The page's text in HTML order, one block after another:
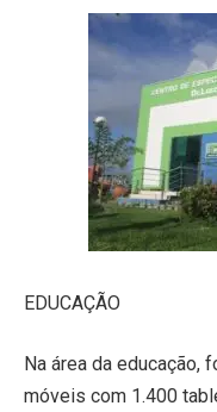
EDUCAÇÃO
Na área da educação,
móveis com 1.400